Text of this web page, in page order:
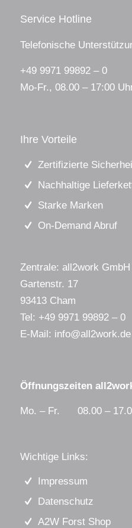
Service Hotline
Telefonische
+49 9971 99892 – 0
Mo-Fr., 08.00 – 17:00
Ihre Vorteile
Zertifizierte
Nachhaltige
Starke Marken
On-Demand Abruf
Zentrale: all2work GmbH
Gartenstr. 17
93413 Cham
Tel: +49 9971 99892 – 0
E-Mail: info@all2work.de
Öffnungszeiten
Mo. – Fr. 08.00 –
Wichtige Links:
Impressum
Datenschutz
A2W Forst Shop